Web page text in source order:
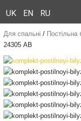
UK EN RU
Для спальні / Постільна
24305 AB